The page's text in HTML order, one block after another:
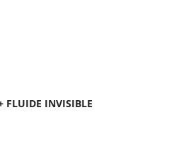
FLUIDE INVISIBLE